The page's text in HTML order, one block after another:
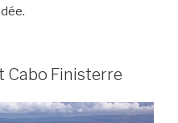
Cabo Finisterre